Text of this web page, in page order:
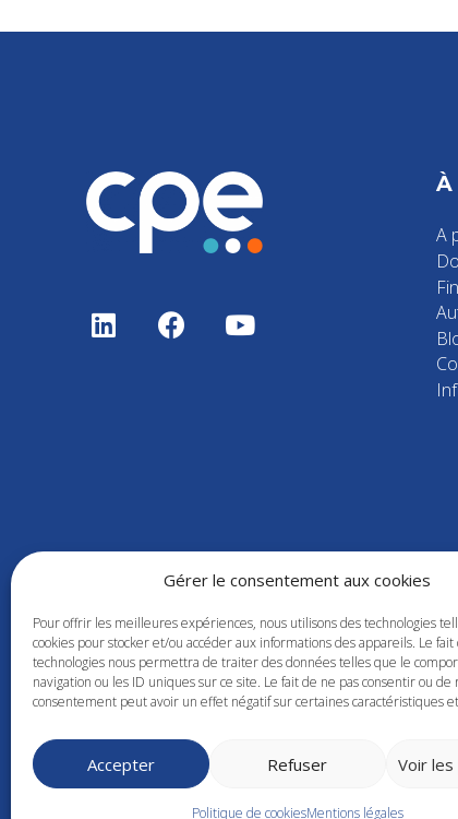
Gérer le consentement aux cookies
Pour offrir les meilleures expériences, nous utilisons des technologies
cookies pour stocker et/ou accéder aux informations des appareils. Le fait
technologies nous permettra de traiter des données telles que le
navigation ou les ID uniques sur ce site. Le fait de ne pas consentir ou
consentement peut avoir un effet négatif sur certaines caractéristiques
Accepter Refuser Voir
Politique de cookiesMentions légales
À
A
2023 | la grande cuillère